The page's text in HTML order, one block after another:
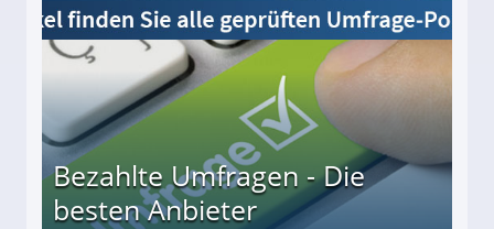
Bezahlte Umfragen - Die
besten Anbieter